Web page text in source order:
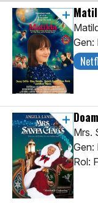
Gen:
Mrs.
Gen:
Rol: